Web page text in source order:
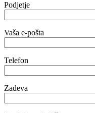
Podjetje
Vaša e-pošta
Telefon
Zadeva